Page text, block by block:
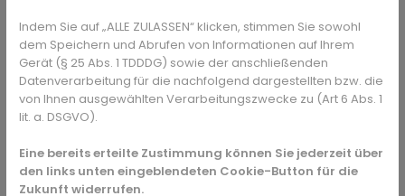
sind oft natürliche Öle von Nachtkerze, Mandeln oder
Sesam enthalten. Außerdem gibt es Cremes mit
Wollwachs oder Bienenwachs, die als Wind- und Wetter-
Cremes angeboten werden. Für die Lippen eignen sich
Lippenfettstifte, die auch speziell für Kinder angeboten
werden. Am besten haben die Eltern diese Stifte immer
dabei, denn Kinder lecken sich oft über die Lippen und
machen die Lippen durch die Feuchtigkeit noch
empfindlicher, sie reißen dann schnell ein.
Indem Sie auf „ALLE ZULASSEN“ klicken, stimmen Sie sowohl
dem Speichern und Abrufen von Informationen auf Ihrem
Gerät (§ 25 Abs. 1 TDDDG) sowie der anschließenden
Datenverarbeitung für die nachfolgend dargestellten bzw. die
von Ihnen ausgewählten Verarbeitungszwecke zu (Art 6 Abs. 1
lit. a. DSGVO).
Eine bereits erteilte Zustimmung können Sie jederzeit über
den links unten eingeblendeten Cookie-Button für die
Zukunft widerrufen.